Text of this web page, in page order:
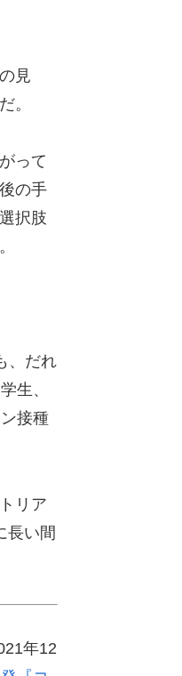
見
。
って
の手
択肢
、だれ
生、
接種
リア
長い間
年12